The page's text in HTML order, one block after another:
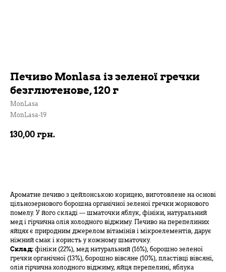
Печиво Monlasa із зеленої гречки
безглютенове, 120 г
MonLasa
MonLasa-19
130,00 грн.
Ароматне печиво з цейлонською корицею, виготовлене на основі
цільнозернового борошна органічної зеленої гречки жорнового
помелу. У його складі — шматочки яблук, фініки, натуральний
мед і гірчична олія холодного віджиму. Печиво на перепелиних
яйцях є природним джерелом вітамінів і мікроелементів, дарує
ніжний смак і користь у кожному шматочку.
Склад: фініки (22%), мед натуральний (16%), борошно зеленої
гречки органічної (13%), борошно вівсяне (10%), пластівці вівсяні,
олія гірчична холодного віджиму, яйця перепелині, яблука